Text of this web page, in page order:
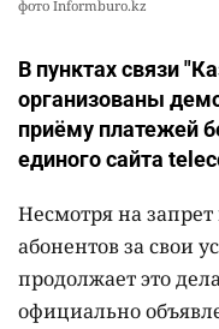
фото Informburo.kz
В пунктах связи
организованы
приёму платежей
единого сайта
Несмотря на
абонентов за свои
продолжает это
официально